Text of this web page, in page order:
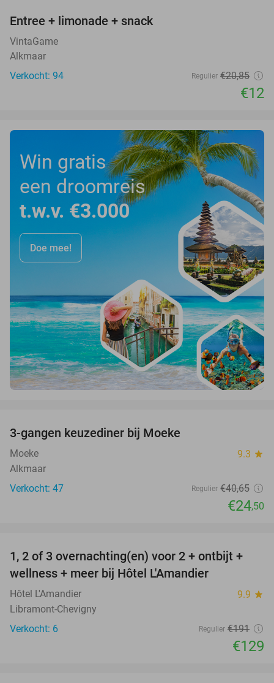
Entree + limonade + snack
VintaGame
Alkmaar
Verkocht: 94
Regulier €20,85
€12
Win gratis
een droomreis
t.w.v. €3.000
Doe mee!
3-gangen keuzediner bij Moeke
Moeke 9.3 star
Alkmaar
Verkocht: 47
Regulier €40,65
€24,50
32%
TODAY
1, 2 of 3 overnachting(en) voor 2 + ontbijt +
wellness + meer bij Hôtel L'Amandier
Hôtel L'Amandier 9.9 star
Libramont-Chevigny
Verkocht: 6
Regulier €191
€129